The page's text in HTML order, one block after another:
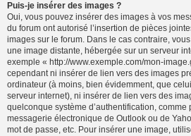
Puis-je insérer des images ?
Oui, vous pouvez insérer des images à vos
du forum ont autorisé l’insertion de pièces
images sur le forum. Dans le cas contraire,
une image distante, hébergée sur un serveur
exemple « http://www.exemple.com/mon-
cependant ni insérer de lien vers des images
ordinateur (à moins, bien évidemment, que
serveur internet), ni insérer de lien vers des
quelconque système d’authentification,
messagerie électronique de Outlook ou de
mot de passe, etc. Pour insérer une image,